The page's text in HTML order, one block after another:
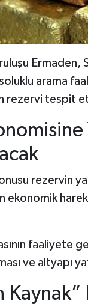
Ermaden,
arama
rezervi tespit
rezervin
faaliyete
ve altyapı